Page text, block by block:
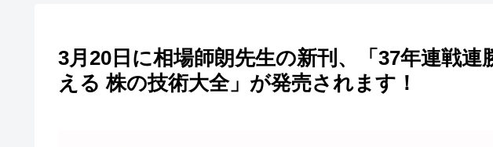
3月20日に相場師朗先生の新刊、「37年連戦連
える 株の技術大全」が発売されます！